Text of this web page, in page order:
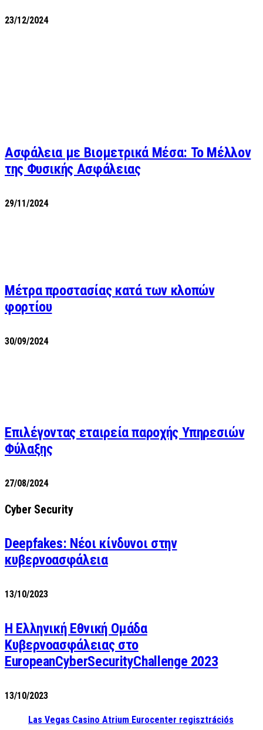
23/12/2024
Ασφάλεια με Βιομετρικά Μέσα: Το Μέλλον
της Φυσικής Ασφάλειας
29/11/2024
Μέτρα προστασίας κατά των κλοπών
φορτίου
30/09/2024
Επιλέγοντας εταιρεία παροχής Υπηρεσιών
Φύλαξης
27/08/2024
Cyber Security
Deepfakes: Νέοι κίνδυνοι στην
κυβερνοασφάλεια
13/10/2023
Η Ελληνική Εθνική Ομάδα
Κυβερνοασφάλειας στο
EuropeanCyberSecurityChallenge 2023
13/10/2023
Las Vegas Casino Atrium Eurocenter regisztrációs